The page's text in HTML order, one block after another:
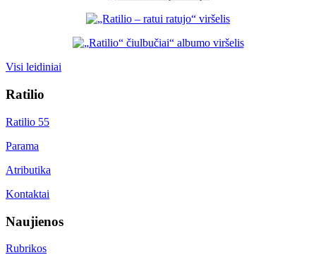
Visi leidiniai
Ratilio
Ratilio 55
Parama
Atributika
Kontaktai
Naujienos
Rubrikos